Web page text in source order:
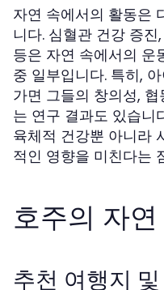
자연 속에서의 활동은
니다. 심혈관 건강 증
등은 자연 속에서의 운
중 일부입니다. 특히,
가면 그들의 창의성,
는 연구 결과도 있습니
육체적 건강뿐 아니라
적인 영향을 미친다는
호주의 자
추천 여행지